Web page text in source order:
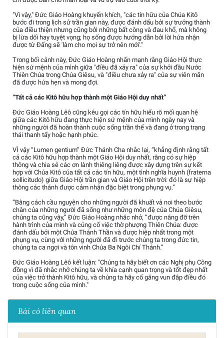
"Vì vậy," Đức Giáo Hoàng khuyến khích, "các tín hữu của Chúa Kitô
bước đi trong lịch sử trần gian này, được đánh dấu bởi sự trưởng thành
của điều thiện nhưng cũng bởi những bất công và đau khổ, mà không
bị lừa dối hay tuyệt vọng; họ sống được hướng dẫn bởi lời hứa nhận
được từ Đấng sẽ 'làm cho mọi sự trở nên mới'."
Trong bối cảnh này, Đức Giáo Hoàng nhấn mạnh rằng Giáo Hội thực
hiện sứ mệnh của mình giữa "điều đã xảy ra" của sự khởi đầu Nước
Thiên Chúa trong Chúa Giêsu, và "điều chưa xảy ra" của sự viên mãn
đã được hứa hẹn và mong đợi.
“Tất cả các Kitô hữu hợp thành một Giáo Hội duy nhất”
Đức Giáo Hoàng Lêô cũng kêu gọi các tín hữu hiểu rõ mối quan hệ
giữa các Kitô hữu đang thực hiện sứ mệnh của mình ngày nay và
những người đã hoàn thành cuộc sống trần thế và đang ở trong trạng
thái thanh tẩy hoặc hạnh phúc.
VÌ vậy “Lumen gentium” Đức Thánh Cha nhắc lại, “khẳng định rằng tất
cả các Kitô hữu hợp thành một Giáo Hội duy nhất, rằng có sự hiệp
thông và chia sẻ các ơn lành thiêng liêng được xây dựng trên sự kết
hợp với Chúa Kitô của tất cả các tín hữu, một tình nghĩa huynh (fraterna
sollicitudo) giữa Giáo Hội trần gian và Giáo Hội trên trời: đó là sự hiệp
thông các thánh được cảm nhận đặc biệt trong phụng vụ.”
“Bằng cách cầu nguyện cho những người đã khuất và noi theo bước
chân của những người đã sống như những môn đệ của Chúa Giêsu,
chúng ta cũng vậy,” Đức Giáo Hoàng nhắc nhở, “được nâng đỡ trên
hành trình của mình và củng cố việc thờ phượng Thiên Chúa: được
đánh dấu bởi một Chúa Thánh Thần và được hiệp nhất trong một
phụng vụ, cùng với những người đã đi trước chúng ta trong đức tin,
chúng ta ca ngợi và tôn vinh Chúa Ba Ngôi Chí Thánh.”
Đức Giáo Hoàng Lêô kết luận: "Chúng ta hãy biết ơn các Nghị phụ Công
đồng vì đã nhắc nhở chúng ta về khía cạnh quan trọng và tốt đẹp nhất
của việc trở thành Kitô hữu, và chúng ta hãy cố gắng vun đắp điều đó
trong cuộc sống của mình."
Bài có liên quan